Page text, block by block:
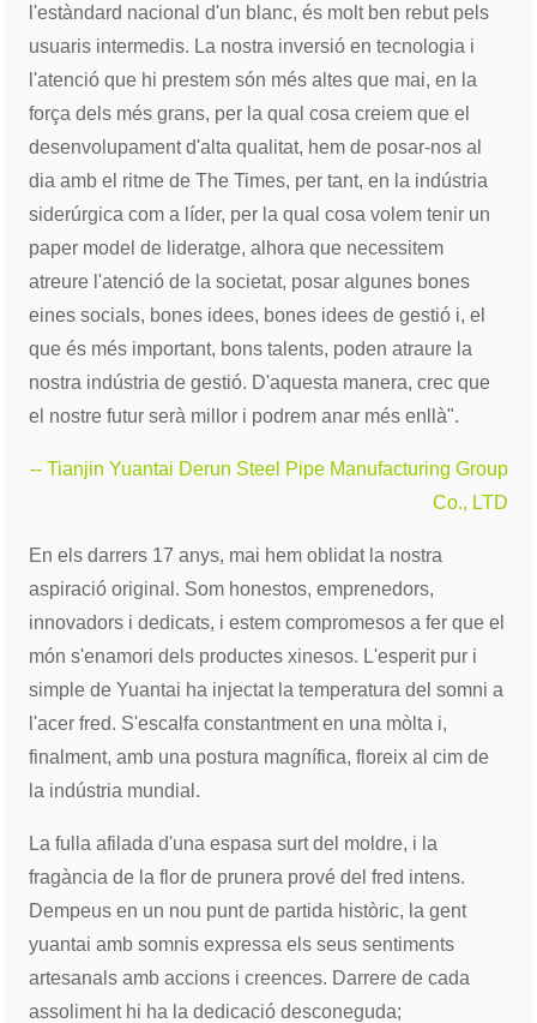
l'estàndard nacional d'un blanc, és molt ben rebut pels
usuaris intermedis. La nostra inversió en tecnologia i
l'atenció que hi prestem són més altes que mai, en la
força dels més grans, per la qual cosa creiem que el
desenvolupament d'alta qualitat, hem de posar-nos al
dia amb el ritme de The Times, per tant, en la indústria
siderúrgica com a líder, per la qual cosa volem tenir un
paper model de lideratge, alhora que necessitem
atreure l'atenció de la societat, posar algunes bones
eines socials, bones idees, bones idees de gestió i, el
que és més important, bons talents, poden atraure la
nostra indústria de gestió. D'aquesta manera, crec que
el nostre futur serà millor i podrem anar més enllà".
-- Tianjin Yuantai Derun Steel Pipe Manufacturing Group
Co., LTD
En els darrers 17 anys, mai hem oblidat la nostra
aspiració original. Som honestos, emprenedors,
innovadors i dedicats, i estem compromesos a fer que el
món s'enamori dels productes xinesos. L'esperit pur i
simple de Yuantai ha injectat la temperatura del somni a
l'acer fred. S'escalfa constantment en una mòlta i,
finalment, amb una postura magnífica, floreix al cim de
la indústria mundial.
La fulla afilada d'una espasa surt del moldre, i la
fragància de la flor de prunera prové del fred intens.
Dempeus en un nou punt de partida històric, la gent
yuantai amb somnis expressa els seus sentiments
artesanals amb accions i creences. Darrere de cada
assoliment hi ha la dedicació desconeguda;